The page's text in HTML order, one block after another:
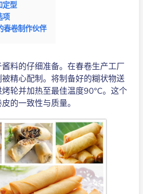
定型
项
卷制作伙伴
料的仔细准备。在春卷生产工厂
精心配制。将制备好的糊状物送
轮并加热至最佳温度90°C。这个
的一致性与质量。